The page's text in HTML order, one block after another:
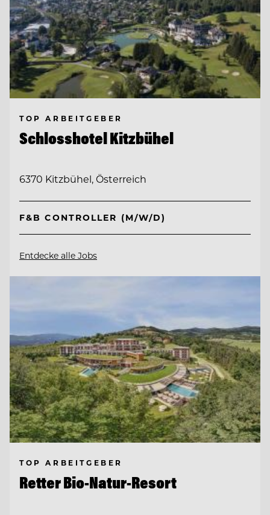
TOP ARBEITGEBER
Schlosshotel Kitzbühel
6370 Kitzbühel, Österreich
F&B CONTROLLER (M/W/D)
Entdecke alle Jobs
TOP ARBEITGEBER
Retter Bio-Natur-Resort